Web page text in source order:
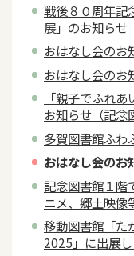
戦後８０周年記
展」のお知らせ
おはなし会のお
おはなし会のお
「親子でふれ
お知らせ（記念
多賀図書館ふわ
おはなし会のお
記念図書館１階
ニメ、郷土映像
移動図書館「た
2025」に出展